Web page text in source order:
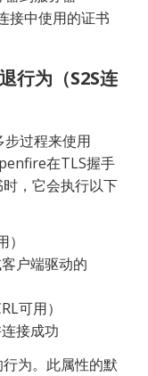
接中使用的证书
行为（S2S连
过程来使用
在TLS握手
，它会执行以下
户端驱动的
可用）
接成功
为。此属性的默